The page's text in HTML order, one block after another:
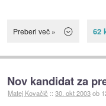
Preberi več » 62
Nov kandidat za
Matej Kovačič ::30. okt 2003ob